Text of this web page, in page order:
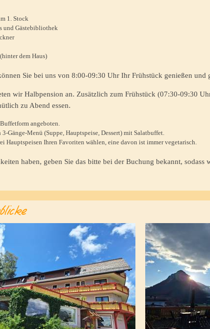
1. Stock
und Gästebibliothek
dem Haus)
Sie bei uns von 8:00-09:30 Uhr Ihr Frühstück genießen und
wir Halbpension an. Zusätzlich zum Frühstück (07:30-09:30
zu Abend essen.
angeboten.
3-Gänge-Menü (Suppe, Hauptspeise, Dessert) mit Salatbuffet.
Hauptspeisen Ihren Favoriten wählen, eine davon ist immer vegetarisch.
haben, geben Sie das bitte bei der Buchung bekannt, sodass